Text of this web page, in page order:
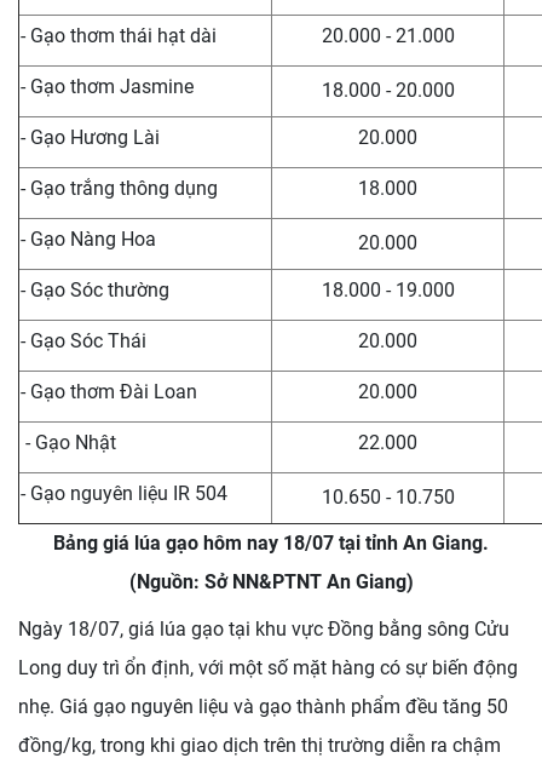
- Gạo thơm thái hạt dài 20.000 - 21.000
- Gạo thơm Jasmine 18.000 - 20.000
- Gạo Hương Lài 20.000
- Gạo trắng thông dụng 18.000
- Gạo Nàng Hoa 20.000
- Gạo Sóc thường 18.000 - 19.000
- Gạo Sóc Thái 20.000
- Gạo thơm Đài Loan 20.000
- Gạo Nhật 22.000
- Gạo nguyên liệu IR 504
10.650 - 10.750
Bảng giá lúa gạo hôm nay 18/07 tại tỉnh An Giang.
(Nguồn: Sở NN&PTNT An Giang)
Ngày 18/07, giá lúa gạo tại khu vực Đồng bằng sông Cửu
Long duy trì ổn định, với một số mặt hàng có sự biến động
nhẹ. Giá gạo nguyên liệu và gạo thành phẩm đều tăng 50
đồng/kg, trong khi giao dịch trên thị trường diễn ra chậm